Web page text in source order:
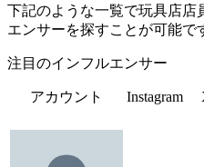
下記のような一覧で玩具店店
エンサーを探すことが可能で
注目のインフルエンサー
アカウント Instagram